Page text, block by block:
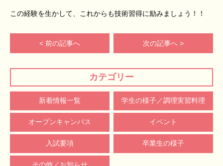
カテゴリー
新着情報一覧 学生の様子／調理実習料理
オープンキャンパス イベント
入試要項 卒業生の様子
その他／お知らせ
この経験を生かして、これからも技術習得に励みましょう！！
< 前の記事へ 次の記事へ >